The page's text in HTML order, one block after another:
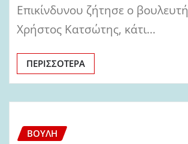
Επικίνδυνου ζήτησε ο
Χρήστος Κατσώτης, κάτι…
ΠΕΡΙΣΣΌΤΕΡΑ
ΒΟΥΛΉ